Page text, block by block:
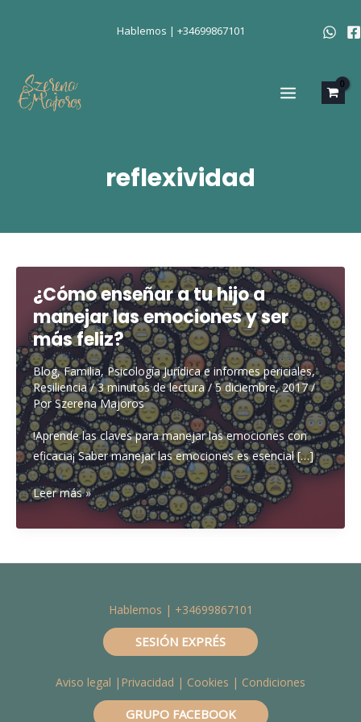
Hablemos | +34699867101
MENU
reflexividad
¿Cómo enseñar a tu hijo a
manejar las emociones y ser
más feliz?
Blog,Familia, Psicología Jurídica e informes periciales,
Resiliencia/3 minutos de lectura/5 diciembre, 2017/
PorSzerena Majoros
!Aprende las claves para manejar las emociones con
eficacia¡ Saber manejar las emociones es esencial […]
¿Cómo
a
Leer más »
Hablemos | +34699867101
SESIÓN EXPRÉS
Aviso legal | Privacidad | Cookies | Condiciones
GRUPO FACEBOOK